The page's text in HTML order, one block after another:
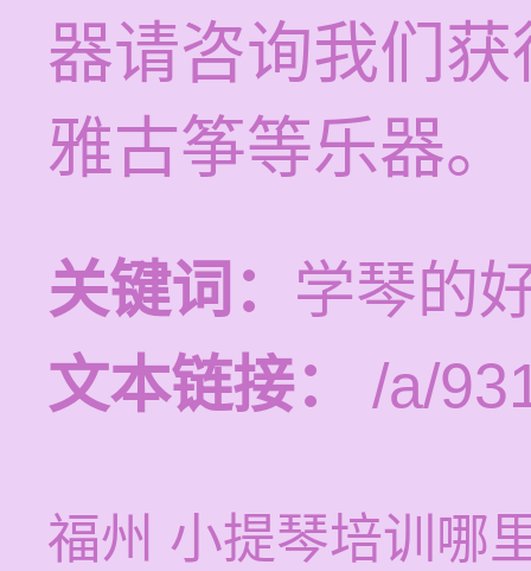
器请咨询我们
雅古筝等乐器。
关键词： 学琴的
文本链接：
/a/
福州 小提琴培训哪